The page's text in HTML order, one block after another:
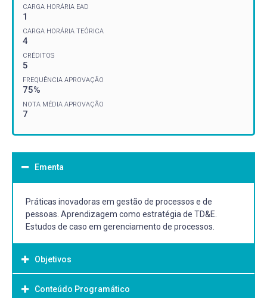
CARGA HORÁRIA EAD
1
CARGA HORÁRIA TEÓRICA
4
CRÉDITOS
5
FREQUÊNCIA APROVAÇÃO
75%
NOTA MÉDIA APROVAÇÃO
7
Ementa
Práticas inovadoras em gestão de processos e de
pessoas. Aprendizagem como estratégia de TD&E.
Estudos de caso em gerenciamento de processos.
Objetivos
Objetivo Geral:
Conteúdo Programático